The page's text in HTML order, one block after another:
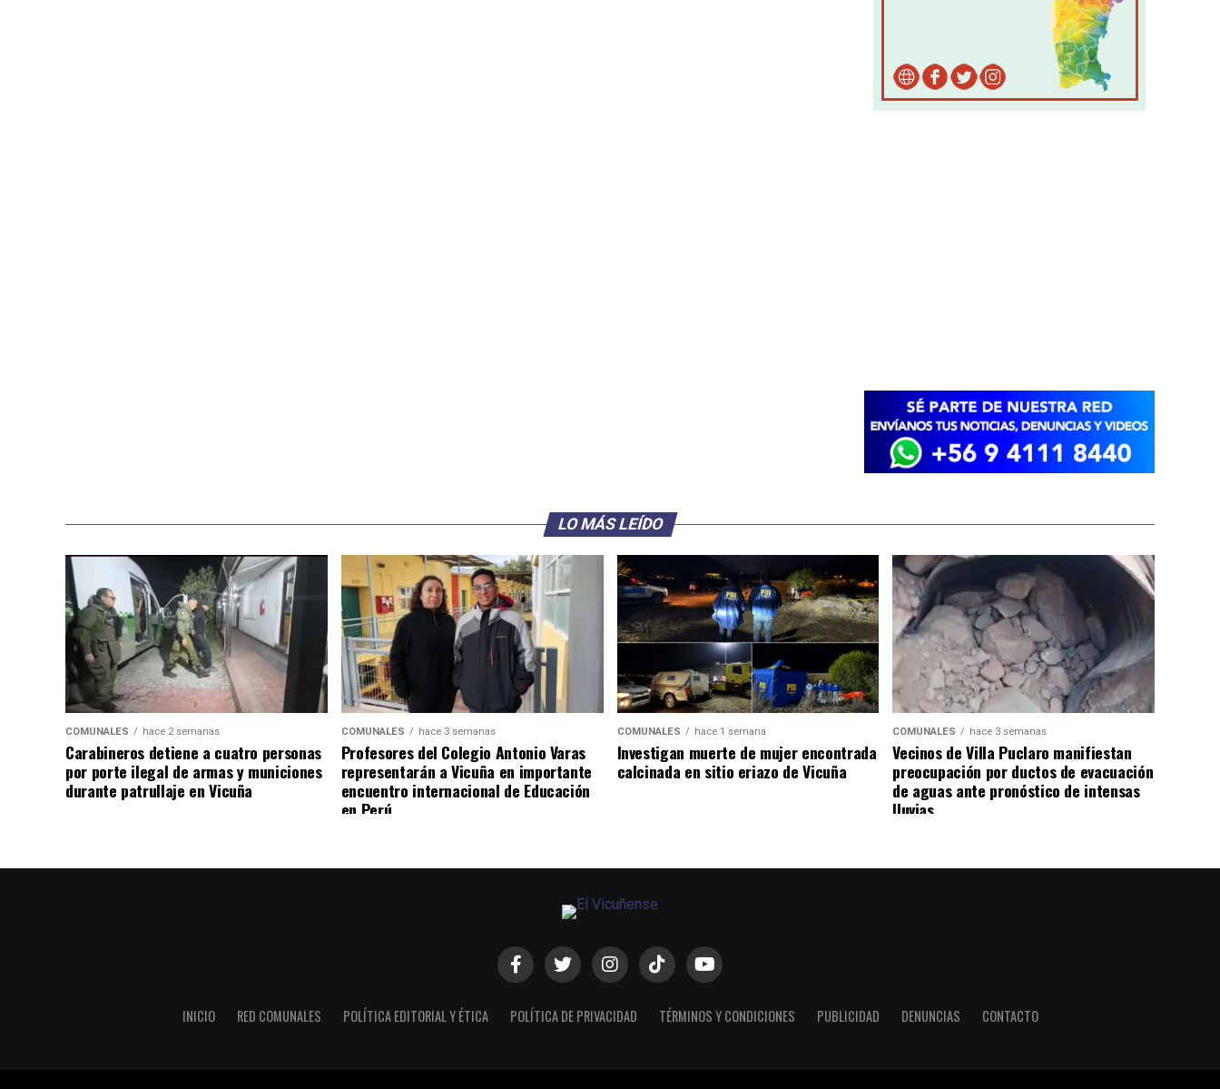
LO MÁS LEÍDO
COMUNALES hace 2 semanas
Carabineros detiene a cuatro personas
por porte ilegal de armas y municiones
durante patrullaje en Vicuña
COMUNALES hace 3 semanas
Profesores del Colegio Antonio Varas
representarán a Vicuña en importante
encuentro internacional de Educación
en Perú
COMUNALES hace 1 semana
Investigan muerte de mujer encontrada
calcinada en sitio eriazo de Vicuña
COMUNALES hace 3 semanas
Vecinos de Villa Puclaro manifiestan
preocupación por ductos de evacuación
de aguas ante pronóstico de intensas
lluvias
INICIO RED COMUNALES POLÍTICA EDITORIAL Y ÉTICA POLÍTICA DE PRIVACIDAD TÉRMINOS Y CONDICIONES PUBLICIDAD DENUNCIAS CONTACTO